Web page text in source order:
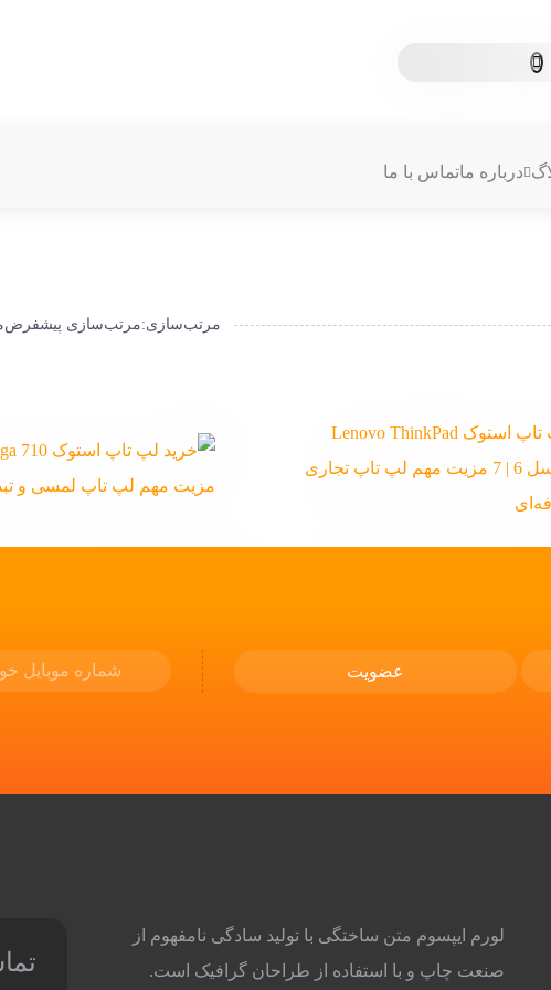
درباره ماتماس با ما
مرتب‌سازی:مرتب‌سازی پیشفرض
34,000,000
48,000,000
لورم ایپسوم متن ساختگی با تولید سادگی نامفهوم از
صنعت چاپ و با استفاده از طراحان گرافیک است.